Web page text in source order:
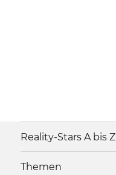
Reality-Stars A bis Z
Themen